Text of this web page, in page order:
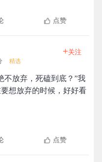
点赞
精选
+关注
不放弃，死磕到底？”我
想放弃的时候，好好看
点赞